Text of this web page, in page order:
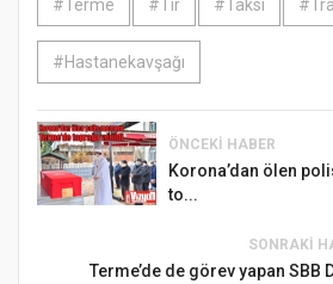
#Terme #Tır #Taksi
#Hastanekavşağı
ÖNCEKI HABER
Korona’dan ölen
to...
SONRAKI
Terme’de de görev yapan SBB